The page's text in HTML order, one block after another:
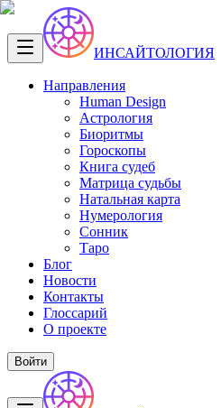
ИНСАЙТОЛОГИЯ
Направления
Human Design
Астрология
Биоритмы
Гороскопы
Книга судеб
Матрица судьбы
Натальная карта
Нумерология
Сонник
Таро
Блог
Новости
Контакты
Глоссарий
О проекте
Войти